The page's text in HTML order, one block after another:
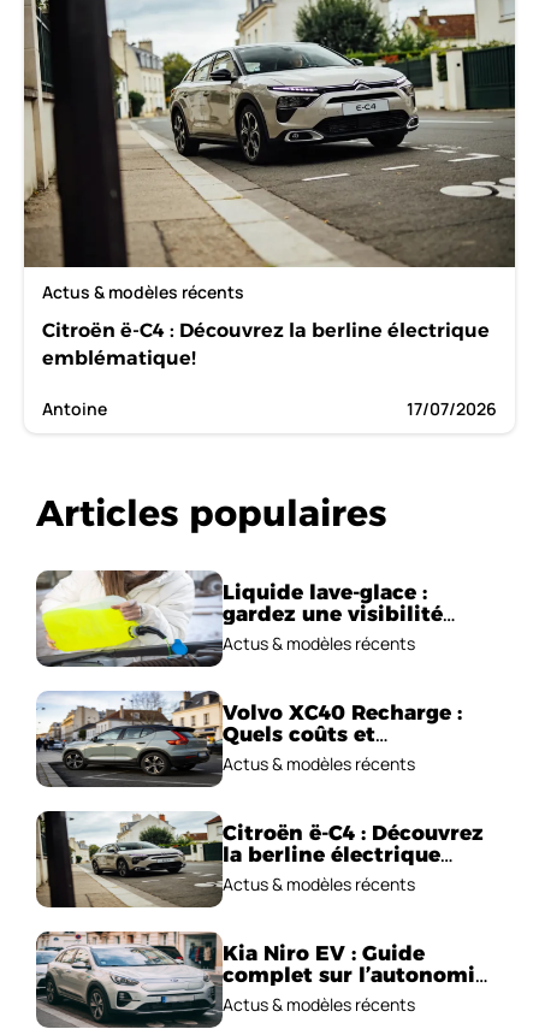
Actus & modèles récents
Citroën ë-C4 : Découvrez la berline électrique
emblématique!
Antoine 17/07/2026
Articles populaires
Liquide lave-glace :
gardez une visibilité
parfaite en voiture
Actus & modèles récents
Volvo XC40 Recharge :
Quels coûts et
performances
électriques ?
Actus & modèles récents
Citroën ë-C4 : Découvrez
la berline électrique
emblématique!
Actus & modèles récents
Kia Niro EV : Guide
complet sur l’autonomie
et le prix !
Actus & modèles récents